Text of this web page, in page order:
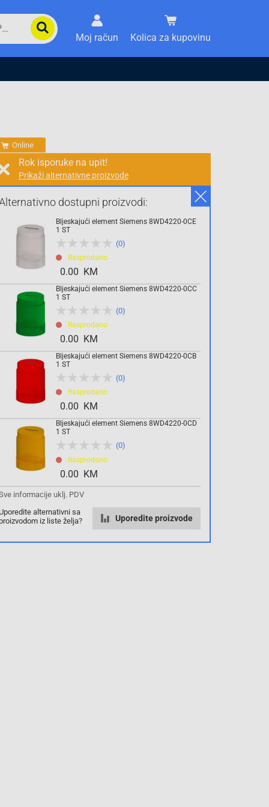
Moj račun Kolica za kupovinu
Online
dostupni proizvodi:
Bljeskajući element Siemens 8WD4220-0CE
1 ST
(0)
Rasprodano
0.00 KM
Bljeskajući element Siemens 8WD4220-0CC
1 ST
(0)
Rasprodano
0.00 KM
Bljeskajući element Siemens 8WD4220-0CB
1 ST
(0)
Rasprodano
0.00 KM
Bljeskajući element Siemens 8WD4220-0CD
1 ST
(0)
Rasprodano
0.00 KM
informacije uklj. PDV
Uporedite alternativni sa
proizvodom iz liste želja?
Uporedite proizvode
Rok isporuke na upit!
Prikaži alternativne proizvode
Prodaja i slanje od: Architektengruppe S71 d.o.o.
Cijena na upit
Troškovi dostave
Komada
Dodaj u košaricu